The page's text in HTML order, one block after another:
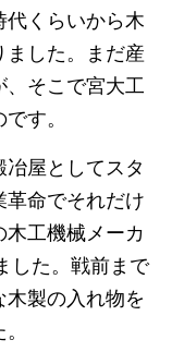
代くらいから木
した。まだ産
そこで宮大工
す。
屋としてスタ
革命でそれだけ
工機械メーカ
した。戦前まで
製の入れ物を